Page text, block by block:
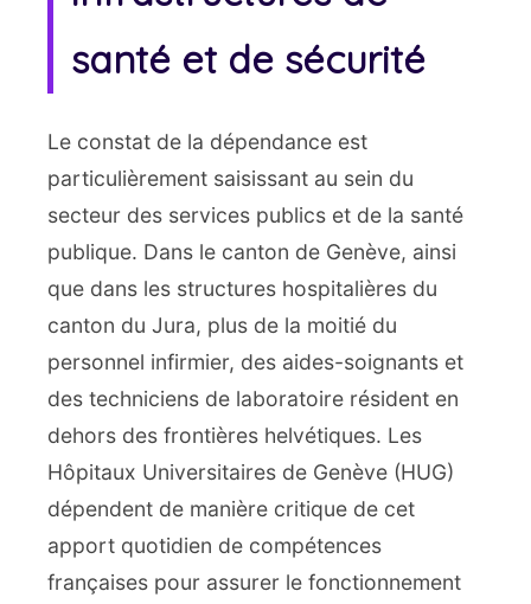
santé et de sécurité
Le constat de la dépendance est
particulièrement saisissant au sein du
secteur des services publics et de la santé
publique. Dans le canton de Genève, ainsi
que dans les structures hospitalières du
canton du Jura, plus de la moitié du
personnel infirmier, des aides-soignants et
des techniciens de laboratoire résident en
dehors des frontières helvétiques. Les
Hôpitaux Universitaires de Genève (HUG)
dépendent de manière critique de cet
apport quotidien de compétences
françaises pour assurer le fonctionnement